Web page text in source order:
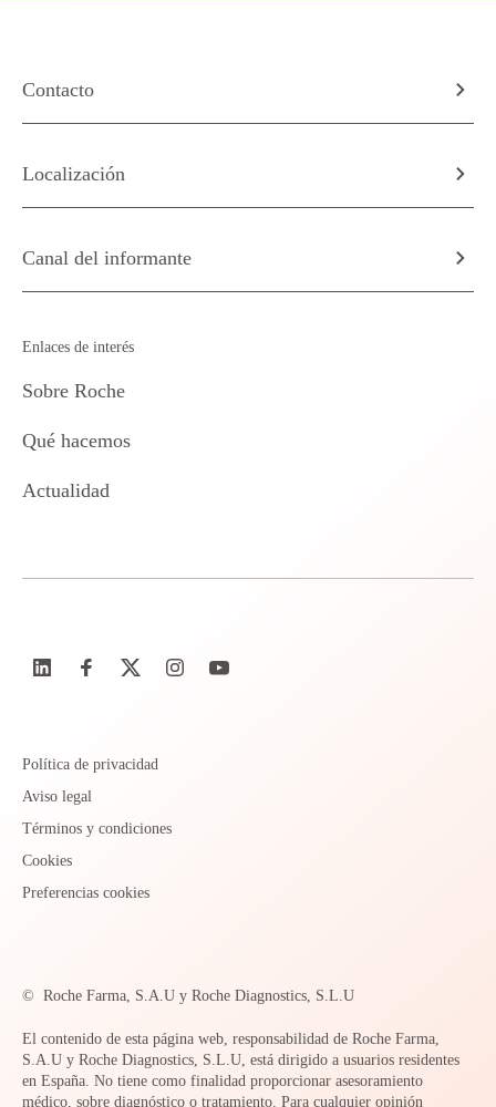
Contacto
Localización
Canal del informante
Enlaces de interés
Sobre Roche
Qué hacemos
Actualidad
Política de privacidad
Aviso legal
Términos y condiciones
Cookies
Preferencias cookies
© Roche Farma, S.A.U y Roche Diagnostics, S.L.U
El contenido de esta página web, responsabilidad de Roche Farma,
S.A.U y Roche Diagnostics, S.L.U, está dirigido a usuarios residentes
en España. No tiene como finalidad proporcionar asesoramiento
médico, sobre diagnóstico o tratamiento. Para cualquier opinión